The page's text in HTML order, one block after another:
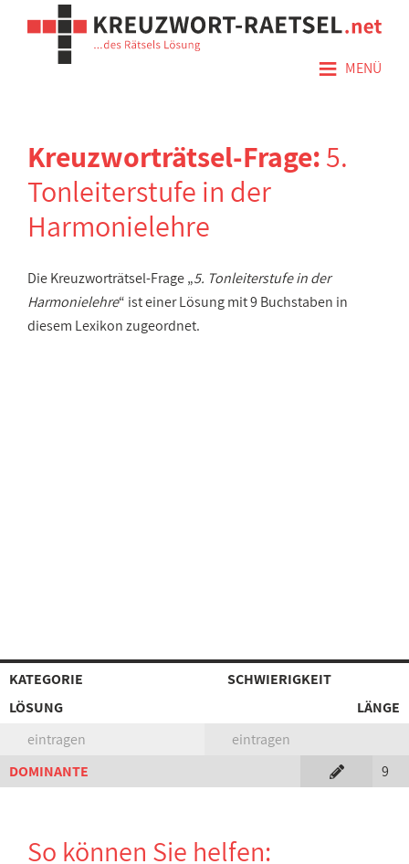
≡ MENÜ
Kreuzworträtsel-Frage:5.
Tonleiterstufe in der
Harmonielehre
Die Kreuzworträtsel-Frage „5. Tonleiterstufe in der
Harmonielehre“ ist einer Lösung mit 9 Buchstaben in
diesem Lexikon zugeordnet.
KATEGORIE
SCHWIERIGKEIT
LÖSUNG
LÄNGE
eintragen
eintragen
DOMINANTE
9
So können Sie helfen: